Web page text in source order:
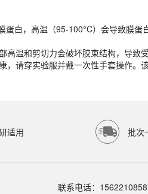
-20℃保存
将提取物等分试样储存在 4℃ 下保
蛋白，高温（95-100°C）会导致膜蛋
高温和剪切力会破坏胶束结构，导致
，请穿实验服并戴一次性手套操作
适用 批次
联系电话：